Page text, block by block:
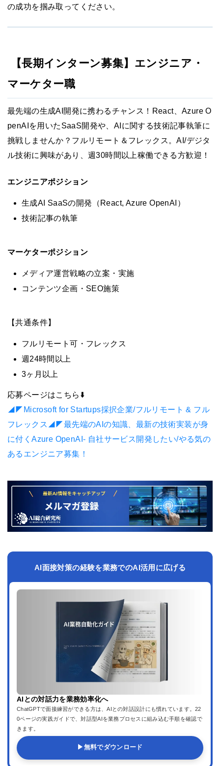
の成功を掴み取ってください。
【長期インターン募集】エンジニア・
マーケター職
最先端の生成AI開発に携わるチャンス！React、Azure O
penAIを用いたSaaS開発や、AIに関する技術記事執筆に
挑戦しませんか？フルリモート＆フレックス。AI/デジタ
ル技術に興味があり、週30時間以上稼働できる方歓迎！
エンジニアポジション
生成AI SaaSの開発（React, Azure OpenAI）
技術記事の執筆
マーケターポジション
メディア運営戦略の立案・実施
コンテンツ企画・SEO施策
【共通条件】
フルリモート可・フレックス
週24時間以上
3ヶ月以上
応募ページはこちら⬇️
◢◤Microsoft for Startups採択企業/フルリモート & フル
フレックス◢◤最先端のAIの知識、最新の技術実装が身
に付くAzure OpenAI- 自社サービス開発したい/やる気の
あるエンジニア募集！
AI面接対策の経験を業務でのAI活用に広げる
AIとの対話力を業務効率化へ
ChatGPTで面接練習ができる方は、AIとの対話設計にも慣れています。22
0ページの実践ガイドで、対話型AIを業務プロセスに組み込む手順を確認で
きます。
▶ 無料でダウンロード